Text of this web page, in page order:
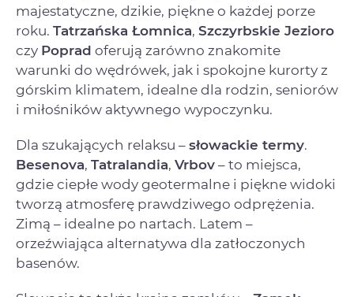
majestatyczne, dzikie, piękne o każdej porze
roku. Tatrzańska Łomnica, Szczyrbskie Jezioro
czy Poprad oferują zarówno znakomite
warunki do wędrówek, jak i spokojne kurorty z
górskim klimatem, idealne dla rodzin, seniorów
i miłośników aktywnego wypoczynku.
Dla szukających relaksu – słowackie termy.
Besenova, Tatralandia, Vrbov – to miejsca,
gdzie ciepłe wody geotermalne i piękne widoki
tworzą atmosferę prawdziwego odprężenia.
Zimą – idealne po nartach. Latem –
orzeźwiająca alternatywa dla zatłoczonych
basenów.